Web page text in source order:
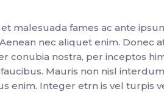
malesuada fames ac ante
nec aliquet enim. Donec
conubia nostra, per inceptos
Mauris non nisl
enim. Integer etrn is vel turpis